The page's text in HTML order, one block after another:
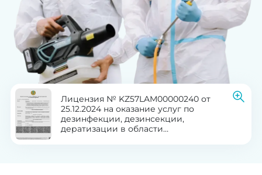
Лицензия № KZ57LAM00000240 от
25.12.2024 на оказание услуг по
дезинфекции, дезинсекции,
дератизации в области